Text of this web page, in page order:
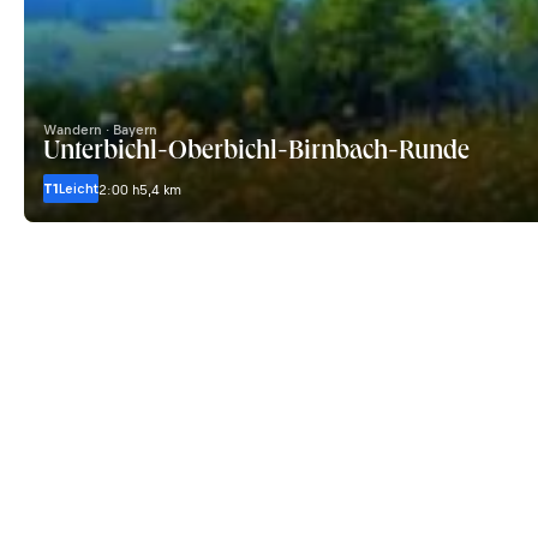
Wandern · Bayern
Unterbichl-Oberbichl-Birnbach-Runde
T1Leicht2:00 h5,4 km